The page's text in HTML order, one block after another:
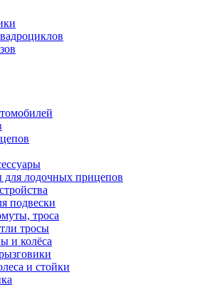
для лодочных прицепов
подвески
троса
тросы
и колёса
и стойки